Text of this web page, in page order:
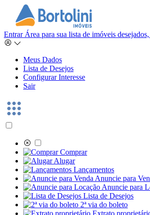
Entrar Área para sua lista de imóveis
Meus Dados
Lista de Desejos
Configurar Interesse
Sair
Comprar
Alugar
Lançamentos
Anuncie para
Anuncie para
Lista de Desejos
2ª via do boleto
Extrato